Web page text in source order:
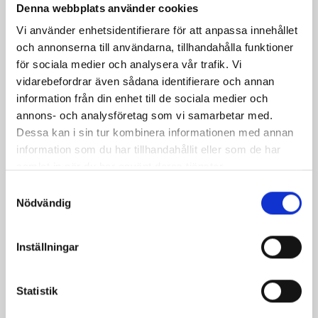
Denna webbplats använder cookies
Vi använder enhetsidentifierare för att anpassa innehållet
och annonserna till användarna, tillhandahålla funktioner
för sociala medier och analysera vår trafik. Vi
vidarebefordrar även sådana identifierare och annan
information från din enhet till de sociala medier och
annons- och analysföretag som vi samarbetar med.
Dessa kan i sin tur kombinera informationen med annan
information som du har tillhandahållit eller som de har
Nödvändig
Inställningar
Statistik
Bladet är smidd av härdat EN45 fjäderstål. Den har
ett diamant-tvärsnitt, avsmalnar lite mot spetsen.
Den breda blodrännan slutar ungefär halvvägs ner
på bladet. Bladet är bluntat med rundad spets.
Bladet är nitat i skaftet.
Hjaltet är av läderlindat trä.
Skida är av läderlindat trä.
- Material: EN45 fjäderstål (högkolstål, inte rostfritt),
trähandtag
- Bladlängd: ca. 89 cm